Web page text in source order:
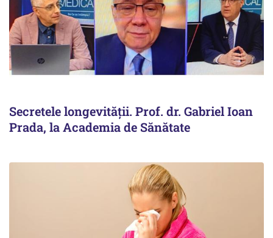
Secretele longevității. Prof. dr. Gabriel Ioan
Prada, la Academia de Sănătate